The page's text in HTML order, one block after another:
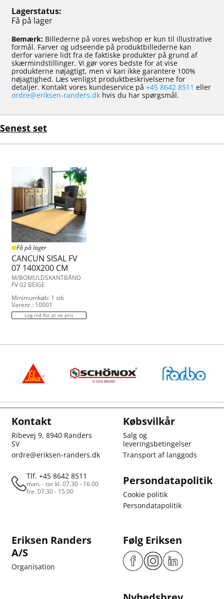
Lagerstatus
Få på lager
Bemærk: Billederne på vores webshop er kun til illustrative
formål. Farver og udseende på produktbillederne kan
derfor variere lidt fra de faktiske produkter på grund af
skærmindstillinger. Vi gør vores bedste for at vise
produkterne nøjagtigt, men vi kan ikke garantere 100%
nøjagtighed. Læs venligst produktbeskrivelserne for
detaljer. Kontakt vores kundeservice på +45 8642 8511 eller
ordre@eriksen-randers.dk hvis du har spørgsmål.
Senest set
Få på lager
CANCUN SISAL FV
07 140X200 CM
M/BOMULDSKANTBÅND
FV 02 BEIGE
Minimumkøb: 1 stk
Varenr.: 10001
Log ind for at se pris
Kontakt
Ribevej 9, 8940 Randers
SV
ordre@eriksen-randers.dk
Tlf. +45 8642 8511
man. - tor kl. 07.30 - 16.00
fre. 07.30 - 15.00
Købsvilkår
Salg og
leveringsbetingelser
Transport af langgods
Persondatapolitik
Cookie politik
Persondatapolitik
Eriksen Randers
A/S
Organisation
Følg Eriksen